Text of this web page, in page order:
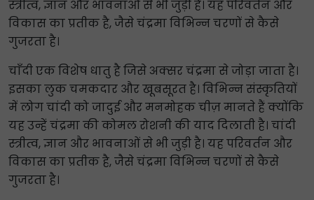
स्त्रीत्व, ज्ञान और भावनाओं से भी जुड़ी है। यह परिवर्तन और
विकास का प्रतीक है, जैसे चंद्रमा विभिन्न चरणों से कैसे
गुजरता है।
चाँदी एक विशेष धातु है जिसे अक्सर चंद्रमा से जोड़ा जाता है।
इसका लुक चमकदार और खूबसूरत है। विभिन्न संस्कृतियों
में लोग चांदी को जादुई और मनमोहक चीज़ मानते हैं क्योंकि
यह उन्हें चंद्रमा की कोमल रोशनी की याद दिलाती है। चांदी
स्त्रीत्व, ज्ञान और भावनाओं से भी जुड़ी है। यह परिवर्तन और
विकास का प्रतीक है, जैसे चंद्रमा विभिन्न चरणों से कैसे
गुजरता है।